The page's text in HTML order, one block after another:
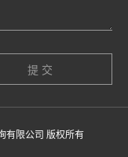
有限公司 版权所有